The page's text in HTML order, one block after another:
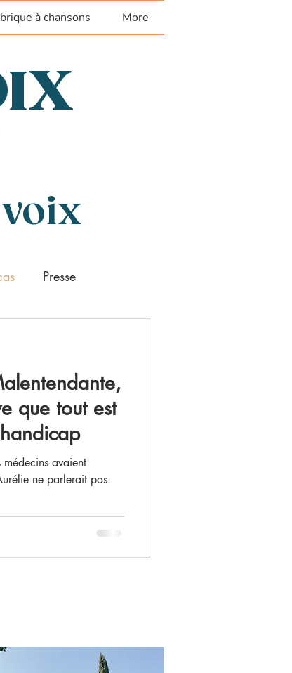
à chansons More
Presse
que tout est
avaient
ne parlerait pas.